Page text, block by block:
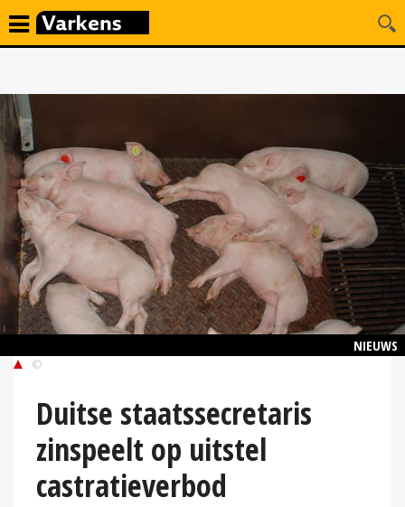
NIEUWS
©
Duitse staatssecretaris
zinspeelt op uitstel
castratieverbod